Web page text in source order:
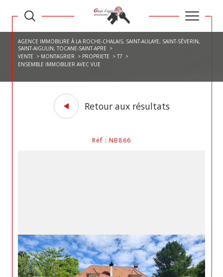
AGENCE IMMOBILIRE À LA ROCHE-CHALAIS, SAINT-AULAYE, SAINT-SÉVERIN,
SAINT-AIGULIN, TOCANE-SAINT-APRE
VENTE
MONTAGRIER PROPRIETE
T7
ENSEMBLE IMMOBILIER AVEC VUE
Retour aux résultats
Réf : NB866